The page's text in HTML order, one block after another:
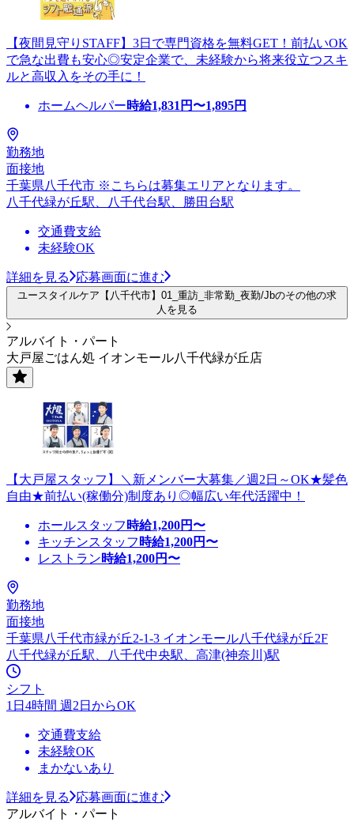
【夜間見守りSTAFF】3日で専門資格を無料GET！前払いOK
で急な出費も安心◎安定企業で、未経験から将来役立つスキ
ルと高収入をその手に！
ホームヘルパー時給1,831 円〜1,895円
勤務地
面接地
千葉県八千代市 ※こちらは募集エリアとなります。
八千代緑が丘駅、八千代台駅、勝田台駅
交通費支給
未経験OK
詳細を見る 応募画面に進む
ユースタイルケア【八千代市】01_重訪_非常勤_夜勤/Jbのその他の求
人を見る
アルバイト・パート
大戸屋ごはん処 イオンモール八千代緑が丘店
【大戸屋スタッフ】＼新メンバー大募集／週2日～OK★髪色
自由★前払い(稼働分)制度あり◎幅広い年代活躍中！
ホールスタッフ 時給1,200円〜
キッチンスタッフ 時給1,200円〜
レストラン時給1,200円〜
勤務地
面接地
千葉県八千代市緑が丘2-1-3 イオンモール八千代緑が丘2F
八千代緑が丘駅、八千代中央駅、高津(神奈川)駅
シフト
1日4時間 週2日からOK
交通費支給
未経験OK
まかないあり
詳細を見る
応募画面に進む
アルバイト・パート